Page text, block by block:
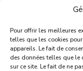
Pour offrir les meilleures
telles que les cookies
appareils. Le fait de
des données telles que
sur ce site. Le fait de ne